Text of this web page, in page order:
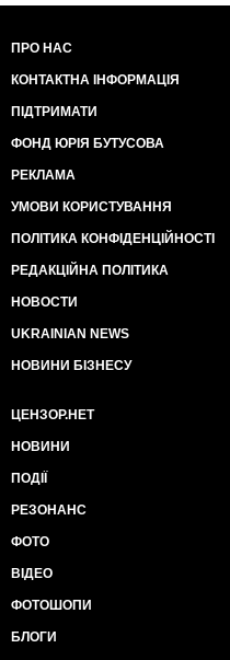
ПРО НАС
КОНТАКТНА ІНФОРМАЦІЯ
ПІДТРИМАТИ
ФОНД ЮРІЯ БУТУСОВА
РЕКЛАМА
УМОВИ КОРИСТУВАННЯ
ПОЛІТИКА КОНФІДЕНЦІЙНОСТІ
РЕДАКЦІЙНА ПОЛІТИКА
НОВОСТИ
UKRAINIAN NEWS
НОВИНИ БІЗНЕСУ
ЦЕНЗОР.НЕТ
НОВИНИ
ПОДІЇ
РЕЗОНАНС
ФОТО
ВІДЕО
ФОТОШОПИ
БЛОГИ